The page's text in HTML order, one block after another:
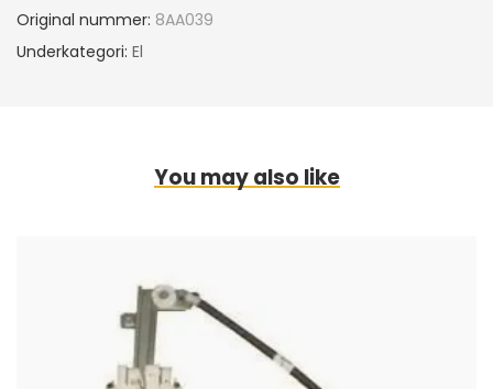
Original nummer: 8AA039
Underkategori: El
You may also like